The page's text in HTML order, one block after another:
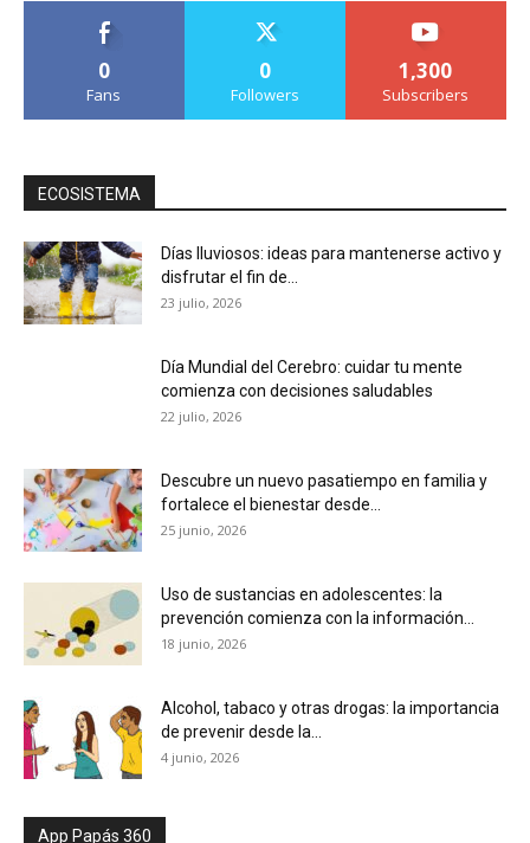
0
Fans
0
Followers
1,300
Subscribers
ECOSISTEMA
Días lluviosos: ideas para mantenerse activo y
disfrutar el fin de...
23 julio, 2026
Día Mundial del Cerebro: cuidar tu mente
comienza con decisiones saludables
22 julio, 2026
Descubre un nuevo pasatiempo en familia y
fortalece el bienestar desde...
25 junio, 2026
Uso de sustancias en adolescentes: la
prevención comienza con la información...
18 junio, 2026
Alcohol, tabaco y otras drogas: la importancia
de prevenir desde la...
4 junio, 2026
App Papás 360